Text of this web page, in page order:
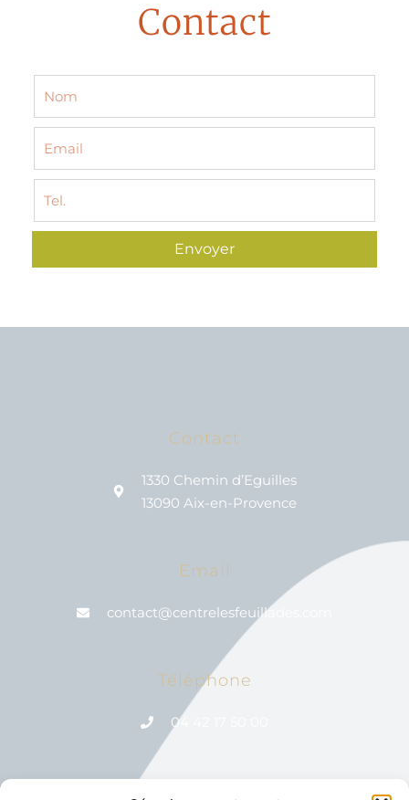
Contact
Envoyer
Contact
1330 Chemin d’Eguilles
13090 Aix-en-Provence
Email
contact@centrelesfeuillades.com
Téléphone
04 42 17 50 00